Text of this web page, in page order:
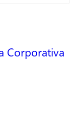
Corporativa